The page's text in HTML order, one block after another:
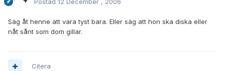
Postad 12 December , 2006
Säg åt henne att vara tyst bara. Eller säg att hon ska diska eller
nåt sånt som dom gillar.
Citera